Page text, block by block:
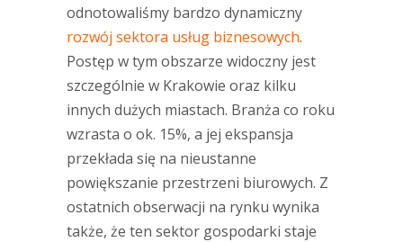
odnotowaliśmy bardzo dynamiczny
rozwój sektora usług biznesowych.
Postęp w tym obszarze widoczny jest
szczególnie w Krakowie oraz kilku
innych dużych miastach. Branża co roku
wzrasta o ok. 15%, a jej ekspansja
przekłada się na nieustanne
powiększanie przestrzeni biurowych. Z
ostatnich obserwacji na rynku wynika
także, że ten sektor gospodarki staje